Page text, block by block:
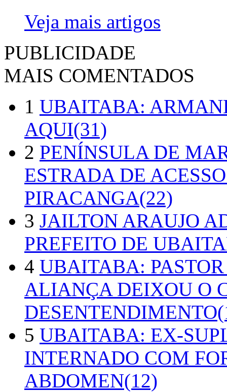
Veja mais artigos
PUBLICIDADE
MAIS COMENTADOS
1 UBAITABA:
AQUI(31)
2 PENÍNSULA DE
ESTRADA DE
PIRACANGA(22)
3 JAILTON ARAUJO
PREFEITO DE
4 UBAITABA:
ALIANÇA DEIXOU O
5 UBAITABA: EX-
INTERNADO COM
ABDOMEN(12)